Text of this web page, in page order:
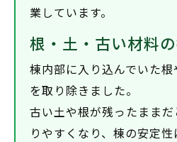
業しています。
根・土・古い材料
棟内部に入り込んでいた
を取り除きました。
古い土や根が残ったまま
りやすくなり、棟の安定性